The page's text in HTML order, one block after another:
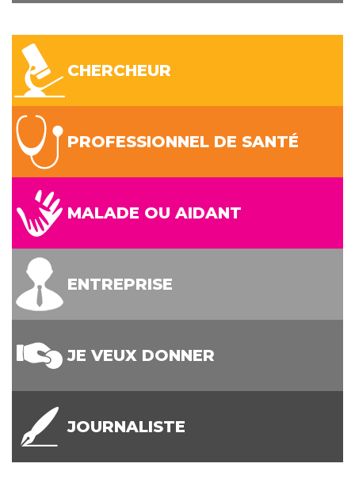
CHERCHEUR
PROFESSIONNEL DE SANTÉ
MALADE OU AIDANT
ENTREPRISE
JE VEUX DONNER
JOURNALISTE